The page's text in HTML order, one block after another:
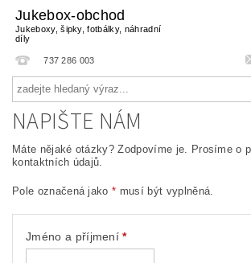
Jukebox-obchod
Jukeboxy, šipky, fotbálky, náhradní
díly
737 286 003
NAPIŠTE NÁM
Máte nějaké otázky? Zodpovíme je. Prosíme o
kontaktních údajů.
Pole označená jako* musí být vyplněná.
Jméno a příjmení*